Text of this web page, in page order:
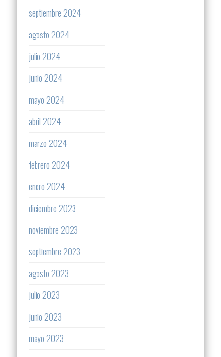
septiembre 2024
agosto 2024
julio 2024
junio 2024
mayo 2024
abril 2024
marzo 2024
febrero 2024
enero 2024
diciembre 2023
noviembre 2023
septiembre 2023
agosto 2023
julio 2023
junio 2023
mayo 2023